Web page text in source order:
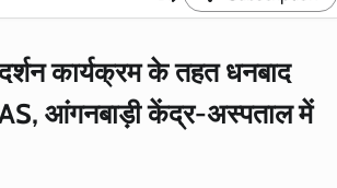
कार्यक्रम के तहत धनबाद
आंगनबाड़ी केंद्र-अस्पताल में